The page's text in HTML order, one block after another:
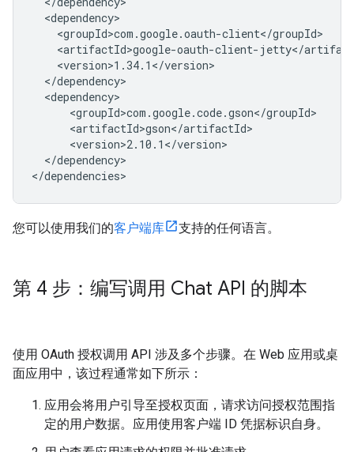
</dependency>
您可以使用我们的客户端库 支持的任何语言。
第 4 步：编写调用 Chat API 的脚本
使用 OAuth 授权调用 API 涉及多个步骤。在 Web 应用或桌
面应用中，该过程通常如下所示：
应用会将用户引导至授权页面，请求访问授权范围指
定的用户数据。应用使用客户端 ID 凭据标识自身。